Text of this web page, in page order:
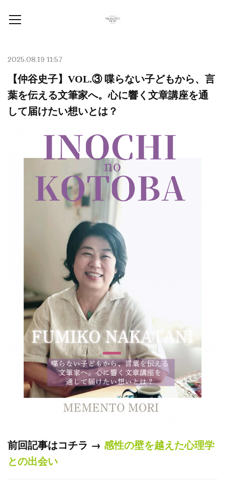
2025.08.19 11:57
【仲谷史子】VOL.③ 喋らない子どもから、言
葉を伝える文筆家へ。心に響く文章講座を通
して届けたい想いとは？
前回記事はコチラ → 感性の壁を越えた心理学
との出会い